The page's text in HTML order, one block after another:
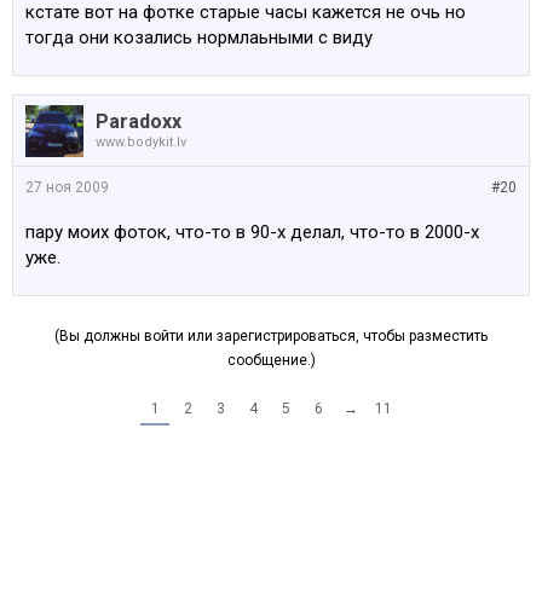
кстате вот на фотке старые часы кажется не очь но
тогда они козались нормлаьными с виду
Paradoxx
www.bodykit.lv
#20
27 ноя 2009
пару моих фоток, что-то в 90-х делал, что-то в 2000-х
уже.
(Вы должны войти или зарегистрироваться, чтобы разместить
сообщение.)
1 2 3 4 5 6 → 11